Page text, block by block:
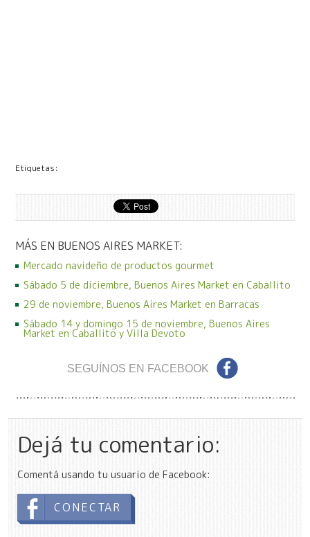
Etiquetas:
MÁS EN BUENOS AIRES MARKET:
Mercado navideño de productos gourmet
Sábado 5 de diciembre, Buenos Aires Market en Caballito
29 de noviembre, Buenos Aires Market en Barracas
Sábado 14 y domingo 15 de noviembre, Buenos Aires
Market en Caballito y Villa Devoto
SEGUÍNOS EN FACEBOOK
Dejá tu comentario:
Comentá usando tu usuario de Facebook:
CONECTAR